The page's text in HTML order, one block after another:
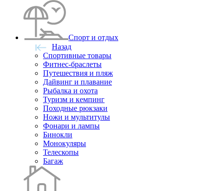
Спорт и отдых
Назад
Спортивные товары
Фитнес-браслеты
Путешествия и пляж
Дайвинг и плавание
Рыбалка и охота
Туризм и кемпинг
Походные рюкзаки
Ножи и мультитулы
Фонари и лампы
Бинокли
Монокуляры
Телескопы
Багаж